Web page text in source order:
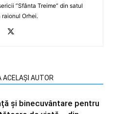
”Sfânta Treime” din satul
Orhei.
ACELAȘI AUTOR
și binecuvântare pentru